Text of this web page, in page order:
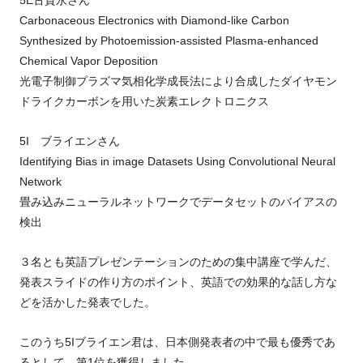
Carbonaceous Electronics with Diamond-like Carbon
Synthesized by Photoemission-assisted Plasma-enhanced
Chemical Vapor Deposition
光電子制御プラズマ気相化学成長法により合成したダイヤモン
ドライクカーボンを用いた炭素エレクトロニクス
5I ブライエンさん
Identifying Bias in image Datasets Using Convolutional Neural
Network
畳み込みニューラルネットワークでデータセットのバイアスの
検出
３名とも英語プレゼンテーションのための集中講座で学んだ、
発表スライドの作り方のポイント、英語での効果的な話し方な
どを活かした発表でした。
このうち5Iブライエン君は、日本側発表者の中で最も優秀であ